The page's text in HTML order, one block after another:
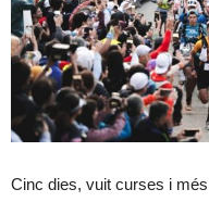
Cinc dies, vuit curses i